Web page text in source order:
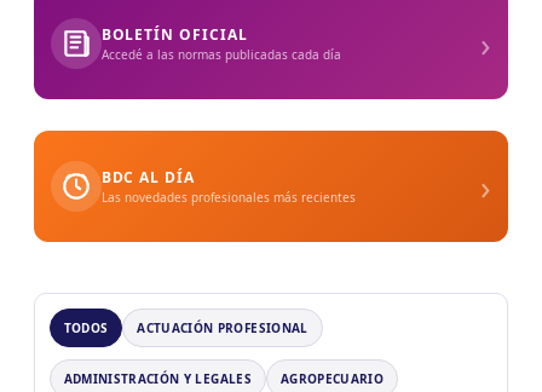
BOLETÍN OFICIAL
Accedé a las normas publicadas cada día ›
BDC AL DÍA
Las novedades profesionales más recientes ›
TODOS ACTUACIÓN PROFESIONAL
ADMINISTRACIÓN Y LEGALES AGROPECUARIO